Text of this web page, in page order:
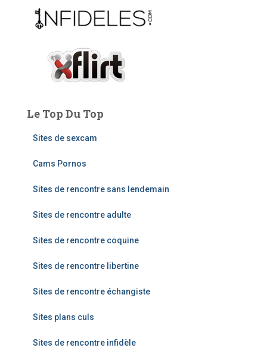
Le Top Du Top
Sites de sexcam
Cams Pornos
Sites de rencontre sans lendemain
Sites de rencontre adulte
Sites de rencontre coquine
Sites de rencontre libertine
Sites de rencontre échangiste
Sites plans culs
Sites de rencontre infidèle